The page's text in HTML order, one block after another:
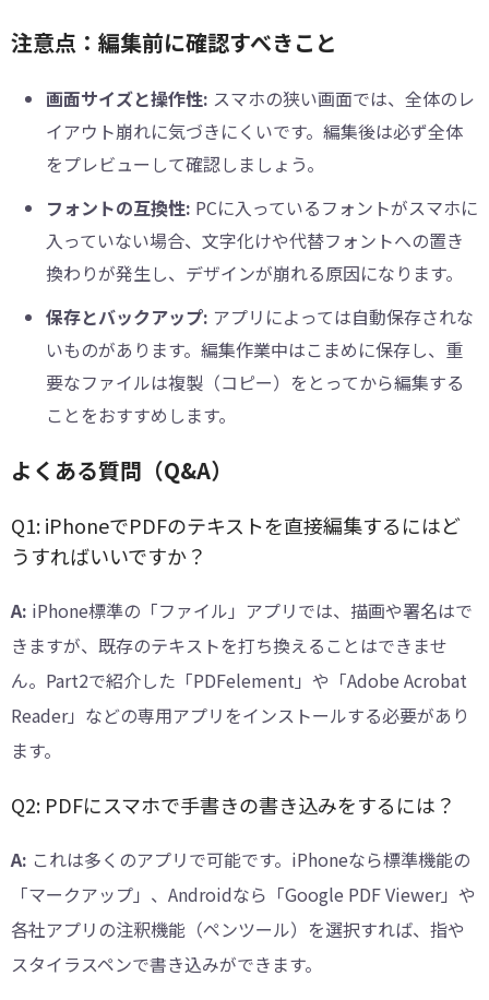
注意点：編集前に確認すべきこと
画面サイズと操作性: スマホの狭い画面では、全体のレ
イアウト崩れに気づきにくいです。編集後は必ず全体
をプレビューして確認しましょう。
フォントの互換性: PCに入っているフォントがスマホに
入っていない場合、文字化けや代替フォントへの置き
換わりが発生し、デザインが崩れる原因になります。
保存とバックアップ: アプリによっては自動保存されな
いものがあります。編集作業中はこまめに保存し、重
要なファイルは複製（コピー）をとってから編集する
ことをおすすめします。
よくある質問（Q&A）
Q1: iPhoneでPDFのテキストを直接編集するにはど
うすればいいですか？
A: iPhone標準の「ファイル」アプリでは、描画や署名はで
きますが、既存のテキストを打ち換えることはできませ
ん。Part2で紹介した「PDFelement」や「Adobe Acrobat
Reader」などの専用アプリをインストールする必要があり
ます。
Q2: PDFにスマホで手書きの書き込みをするには？
A: これは多くのアプリで可能です。iPhoneなら標準機能の
「マークアップ」、Androidなら「Google PDF Viewer」や
各社アプリの注釈機能（ペンツール）を選択すれば、指や
スタイラスペンで書き込みができます。